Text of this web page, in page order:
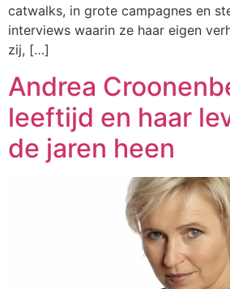
catwalks, in grote campagnes en
interviews waarin ze haar eigen
zij, […]
Andrea
leeftijd en haar
de jaren heen